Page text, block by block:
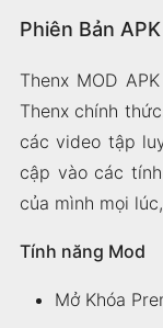
Phiên Bản
Thenx MOD
Thenx chính
các video tập
cập vào các
của mình mọi
Tính năng Mod
Mở Khóa